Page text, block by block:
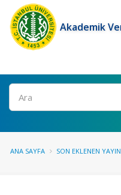
Akademik
Ara
ANA SAYFA SON EKLENEN